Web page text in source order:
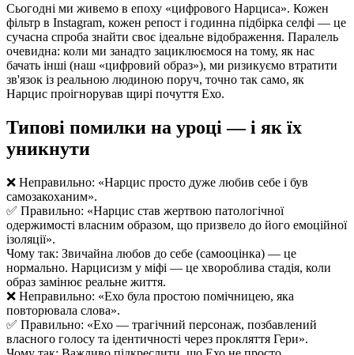
Сьогодні ми живемо в епоху «цифрового Нарциса». Кожен
фільтр в Instagram, кожен репост і годинна підбірка селфі — це
сучасна спроба знайти своє ідеальне відображення. Паралель
очевидна: коли ми занадто зациклюємося на тому, як нас
бачать інші (наш «цифровий образ»), ми ризикуємо втратити
зв'язок із реальною людиною поруч, точно так само, як
Нарцис проігнорував щирі почуття Ехо.
Типові помилки на уроці — і як їх
уникнути
❌ Неправильно: «Нарцис просто дуже любив себе і був
самозакоханим».
✅ Правильно: «Нарцис став жертвою патологічної
одержимості власним образом, що призвело до його емоційної
ізоляції».
Чому так: Звичайна любов до себе (самооцінка) — це
нормально. Нарцисизм у міфі — це хвороблива стадія, коли
образ замінює реальне життя.
❌ Неправильно: «Ехо була простою помічницею, яка
повторювала слова».
✅ Правильно: «Ехо — трагічний персонаж, позбавлений
власного голосу та ідентичності через прокляття Гери».